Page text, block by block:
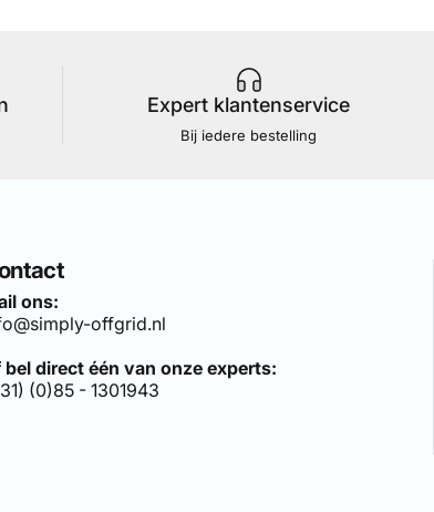
Expert klantenservice
Bij iedere bestelling
ons:
offgrid.nl
bel direct één van onze experts:
(0)85 - 1301943